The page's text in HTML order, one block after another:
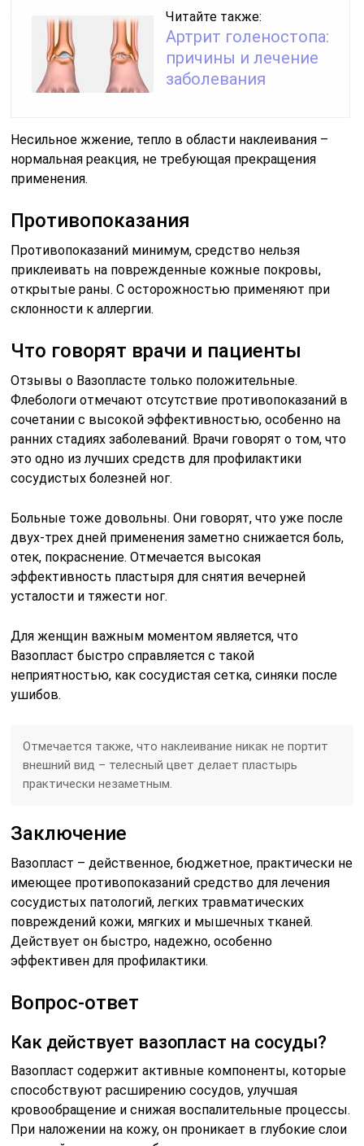
Читайте также:
Артрит голеностопа:
причины и лечение
заболевания
Несильное жжение, тепло в области наклеивания –
нормальная реакция, не требующая прекращения
применения.
Противопоказания
Противопоказаний минимум, средство нельзя
приклеивать на поврежденные кожные покровы,
открытые раны. С осторожностью применяют при
склонности к аллергии.
Что говорят врачи и пациенты
Отзывы о Вазопласте только положительные.
Флебологи отмечают отсутствие противопоказаний в
сочетании с высокой эффективностью, особенно на
ранних стадиях заболеваний. Врачи говорят о том, что
это одно из лучших средств для профилактики
сосудистых болезней ног.
Больные тоже довольны. Они говорят, что уже после
двух-трех дней применения заметно снижается боль,
отек, покраснение. Отмечается высокая
эффективность пластыря для снятия вечерней
усталости и тяжести ног.
Для женщин важным моментом является, что
Вазопласт быстро справляется с такой
неприятностью, как сосудистая сетка, синяки после
ушибов.
Отмечается также, что наклеивание никак не портит
внешний вид – телесный цвет делает пластырь
практически незаметным.
Заключение
Вазопласт – действенное, бюджетное, практически не
имеющее противопоказаний средство для лечения
сосудистых патологий, легких травматических
повреждений кожи, мягких и мышечных тканей.
Действует он быстро, надежно, особенно
эффективен для профилактики.
Вопрос-ответ
Как действует вазопласт на сосуды?
Вазопласт содержит активные компоненты, которые
способствуют расширению сосудов, улучшая
кровообращение и снижая воспалительные процессы.
При наложении на кожу, он проникает в глубокие слои